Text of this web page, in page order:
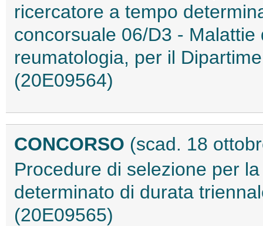
ricercatore a tempo
concorsuale 06/D3 -
reumatologia, per il
(20E09564)
CONCORSO (scad. 18
Procedure di selezione per
determinato di durata
(20E09565)